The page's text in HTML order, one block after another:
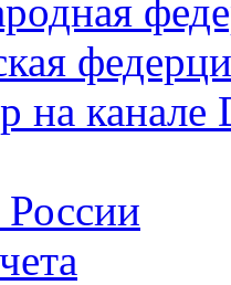
на